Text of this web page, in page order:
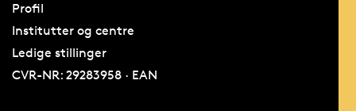
Profil
Institutter og centre
Ledige stillinger
CVR-NR: 29283958 · EAN